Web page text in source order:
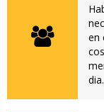
en
dia.